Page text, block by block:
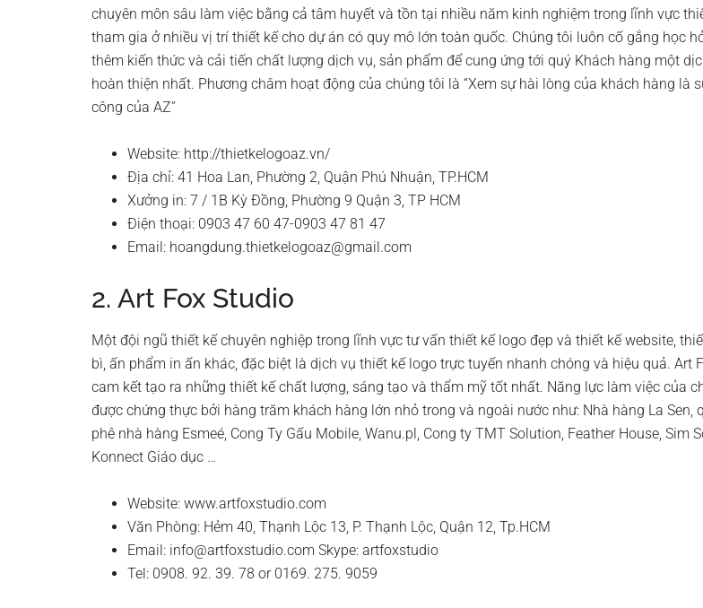
chuyên môn sâu làm việc bằng cả tâm huyết và tồn tại nhiều năm kinh nghiệm trong lĩnh vực
tham gia ở nhiều vị trí thiết kế cho dự án có quy mô lớn toàn quốc. Chúng tôi luôn cố gắng học
thêm kiến thức và cải tiến chất lượng dịch vụ, sản phẩm để cung ứng tới quý Khách hàng một
hoàn thiện nhất. Phương châm hoạt động của chúng tôi là “Xem sự hài lòng của khách hàng là
công của AZ”
Website: http://thietkelogoaz.vn/
Địa chỉ: 41 Hoa Lan, Phường 2, Quận Phú Nhuận, TP.HCM
Xưởng in: 7 / 1B Kỳ Đồng, Phường 9 Quận 3, TP HCM
Điện thoại: 0903 47 60 47-0903 47 81 47
Email: hoangdung.thietkelogoaz@gmail.com
2. Art Fox Studio
Một đội ngũ thiết kế chuyên nghiệp trong lĩnh vực tư vấn thiết kế logo đẹp và thiết kế website,
bì, ấn phẩm in ấn khác, đặc biệt là dịch vụ thiết kế logo trực tuyến nhanh chóng và hiệu quả. Art
cam kết tạo ra những thiết kế chất lượng, sáng tạo và thẩm mỹ tốt nhất. Năng lực làm việc của
được chứng thực bởi hàng trăm khách hàng lớn nhỏ trong và ngoài nước như: Nhà hàng La Sen,
phê nhà hàng Esmeé, Cong Ty Gấu Mobile, Wanu.pl, Cong ty TMT Solution, Feather House, Sim
Konnect Giáo dục …
Website: www.artfoxstudio.com
Văn Phòng: Hẻm 40, Thạnh Lộc 13, P. Thạnh Lộc, Quận 12, Tp.HCM
Email: info@artfoxstudio.com Skype: artfoxstudio
Tel: 0908. 92. 39. 78 or 0169. 275. 9059